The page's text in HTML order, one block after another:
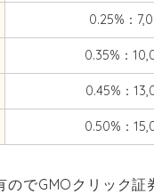
0.25%：
0.35%：
0.45%：
0.50%：
のでGMOクリック証